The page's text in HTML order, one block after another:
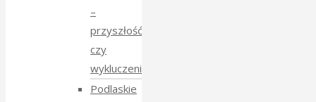
–
przyszłość
czy
wykluczenie?
Podlaskie